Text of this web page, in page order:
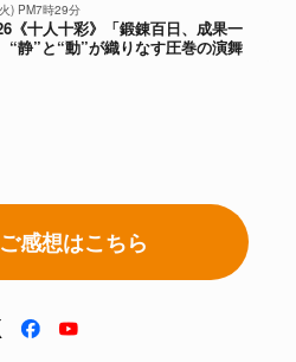
) PM7時29分
《十人十彩》「鍛錬百日、成果一
静”と“動”が織りなす圧巻の演舞
感想はこちら